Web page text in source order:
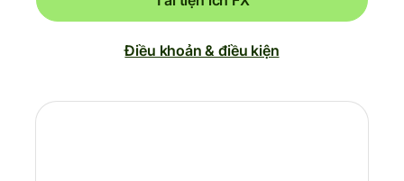
Điều khoản & điều kiện